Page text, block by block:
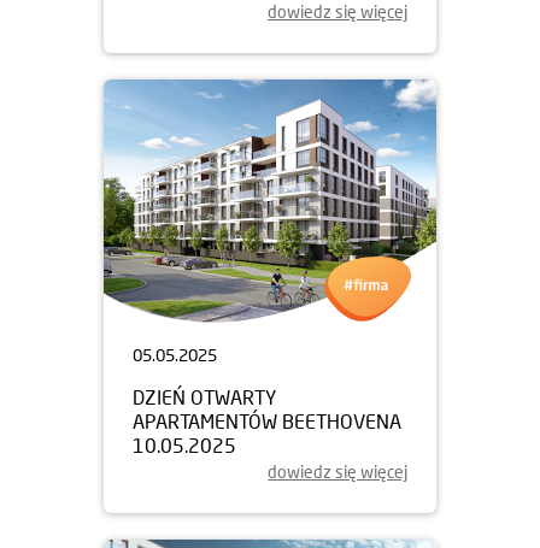
dowiedz się więcej
05.05.2025
DZIEŃ OTWARTY
APARTAMENTÓW BEETHOVENA
10.05.2025
dowiedz się więcej